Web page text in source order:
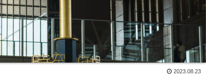
2023.08.23